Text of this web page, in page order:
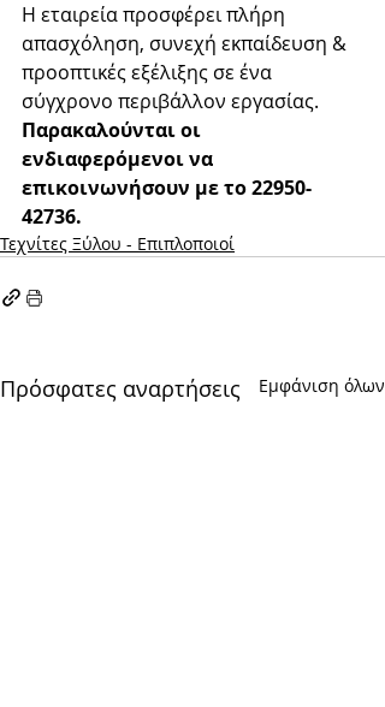
Η εταιρεία προσφέρει πλήρη
απασχόληση, συνεχή εκπαίδευση &
προοπτικές εξέλιξης σε ένα
σύγχρονο περιβάλλον εργασίας.
Παρακαλούνται οι
ενδιαφερόμενοι να
επικοινωνήσουν με το 22950-
42736.
Τεχνίτες Ξύλου - Επιπλοποιοί
Πρόσφατες αναρτήσεις Εμφάνιση όλων